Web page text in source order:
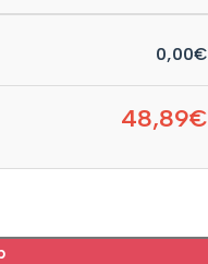
0,00€
48,89€